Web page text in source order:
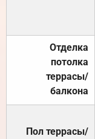
Отделка
потолка
террасы/
балкона
Пол террасы/